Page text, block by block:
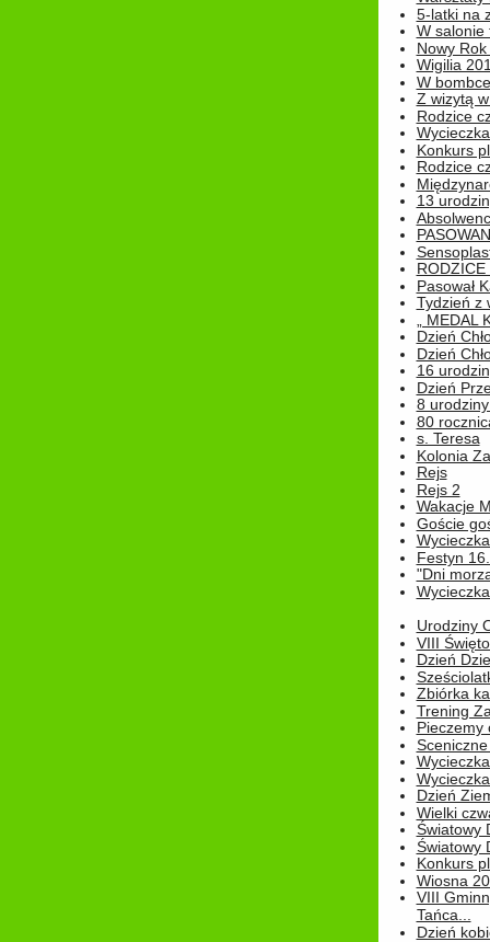
5-latki na
W salonie
Nowy
Wigilia
W bombce
Z wizytą
Rodzice
Konkurs
Rodzice
13
Pasował
Tydzień z
„
Dzień
Dzień
16
Dzień
8
80
s. Teresa
Kolonia
Rejs
Rejs 2
Wakacje
Goście
Festyn
"Dni
Urodziny
VIII
Dzień
Zbiórka
Trening
Pieczemy
Dzień
Wielki
Światowy
Światowy
Konkurs
Wiosna
VIII
Tańca...
Dzień